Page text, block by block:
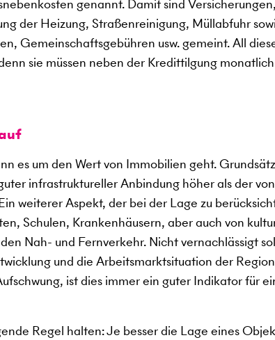
genannt. Damit sind
der Heizung, Straßenreinigung, Müllabfuhr
Gemeinschaftsgebühren usw. gemeint. All
sie müssen neben der Kredittilgung
es um den Wert von Immobilien geht.
infrastruktureller Anbindung höher als der von
weiterer Aspekt, der bei der Lage zu
Schulen, Krankenhäusern, aber auch von
Nah- und Fernverkehr. Nicht vernachlässigt
und die Arbeitsmarktsituation der Region
ist dies immer ein guter Indikator für
Regel halten: Je besser die Lage eines